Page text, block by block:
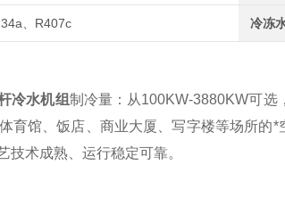
、R407c 冷冻
冷水机组制冷量：从100KW-3880KW可
育馆、饭店、商业大厦、写字楼等场所的
技术成熟、运行稳定可靠。